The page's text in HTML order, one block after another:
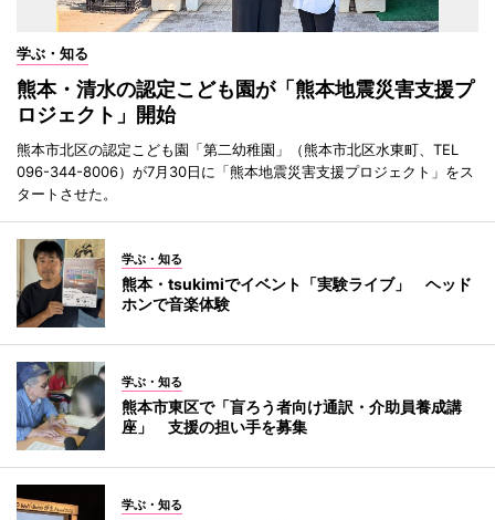
学ぶ・知る
熊本・清水の認定こども園が「熊本地震災害支援プ
ロジェクト」開始
熊本市北区の認定こども園「第二幼稚園」（熊本市北区水東町、TEL
096-344-8006）が7月30日に「熊本地震災害支援プロジェクト」をス
タートさせた。
学ぶ・知る
熊本・tsukimiでイベント「実験ライブ」 ヘッド
ホンで音楽体験
学ぶ・知る
熊本市東区で「盲ろう者向け通訳・介助員養成講
座」 支援の担い手を募集
学ぶ・知る